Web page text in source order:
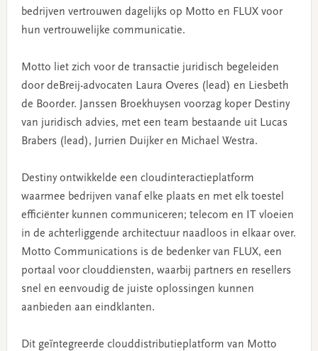
bedrijven vertrouwen dagelijks op Motto en FLUX voor
hun vertrouwelijke communicatie.
Motto liet zich voor de transactie juridisch begeleiden
door deBreij-advocaten Laura Overes (lead) en Liesbeth
de Boorder. Janssen Broekhuysen voorzag koper Destiny
van juridisch advies, met een team bestaande uit Lucas
Brabers (lead), Jurrien Duijker en Michael Westra.
Destiny ontwikkelde een cloudinteractieplatform
waarmee bedrijven vanaf elke plaats en met elk toestel
efficiënter kunnen communiceren; telecom en IT vloeien
in de achterliggende architectuur naadloos in elkaar over.
Motto Communications is de bedenker van FLUX, een
portaal voor clouddiensten, waarbij partners en resellers
snel en eenvoudig de juiste oplossingen kunnen
aanbieden aan eindklanten.
Dit geïntegreerde clouddistributieplatform van Motto